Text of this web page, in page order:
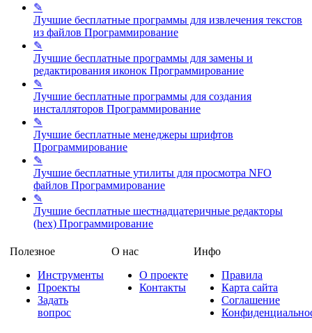
✎
Лучшие бесплатные программы для извлечения текстов
из файлов Программирование
✎
Лучшие бесплатные программы для замены и
редактирования иконок Программирование
✎
Лучшие бесплатные программы для создания
инсталляторов Программирование
✎
Лучшие бесплатные менеджеры шрифтов
Программирование
✎
Лучшие бесплатные утилиты для просмотра NFO
файлов Программирование
✎
Лучшие бесплатные шестнадцатеричные редакторы
(hex) Программирование
Полезное
Инструменты
Проекты
Задать
вопрос
О нас
О проекте
Контакты
Инфо
Правила
Карта сайта
Соглашение